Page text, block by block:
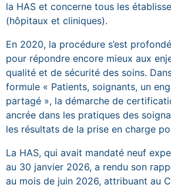
la HAS et concerne tous les
(hôpitaux et cliniques).
En 2020, la procédure s’est
pour répondre encore mieux aux
qualité et de sécurité des soins.
formule « Patients, soignants, un
partagé », la démarche de
ancrée dans les pratiques des
les résultats de la prise en charge
La HAS, qui avait mandaté neuf
au 30 janvier 2026, a rendu son
au mois de juin 2026, attribuant au